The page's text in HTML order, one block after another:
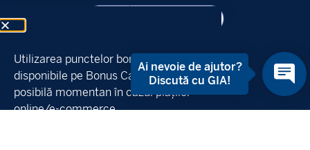
Copyright © 2026 | Garanti BBVA
Utilizarea punctelor bonus
disponibile pe Bonus Card nu este
posibilă momentan în cazul plăților
online/e-commerce.